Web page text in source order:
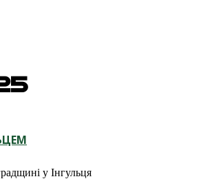
у Інгульця